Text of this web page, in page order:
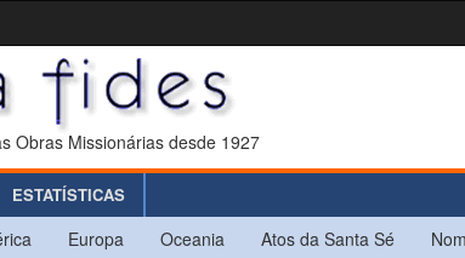
Obras Missionárias desde 1927
ESTATÍSTICAS
Europa Oceania Atos da Santa Sé